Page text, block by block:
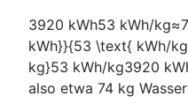
3920 kWh53 kWh/
kWh}}{53 \text{ kWh/
kg}53 kWh/kg3920
also etwa 74 kg